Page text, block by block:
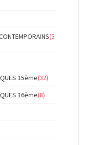
(5
15ème(32)
16ème(8)